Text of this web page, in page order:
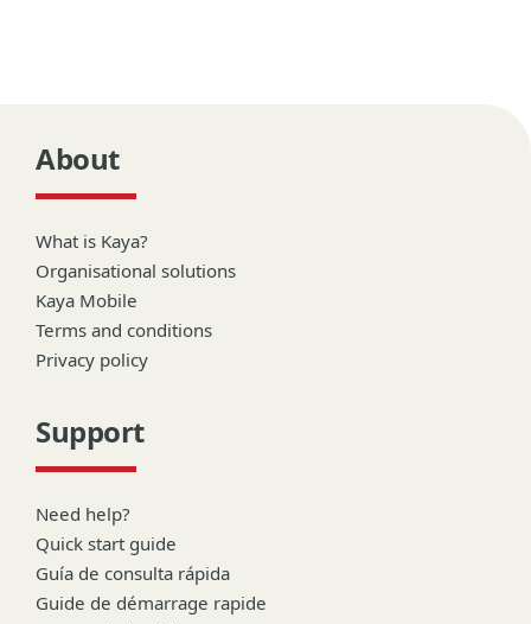
About
What is Kaya?
Organisational solutions
Kaya Mobile
Terms and conditions
Privacy policy
Support
Need help?
Quick start guide
Guía de consulta rápida
Guide de démarrage rapide